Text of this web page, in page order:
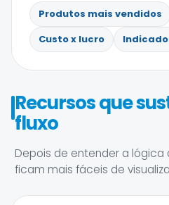
Produtos mais vendidos
Custo x lucro
Recursos que
fluxo
Depois de entender a
ficam mais fáceis de